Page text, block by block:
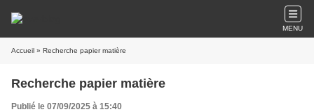
MENU
Accueil » Recherche papier matière
Recherche papier matière
Publié le 07/09/2025 à 15:40